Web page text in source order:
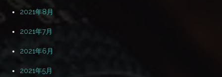
2021年8月
2021年7月
2021年6月
2021年5月